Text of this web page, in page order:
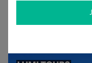
Andre som så